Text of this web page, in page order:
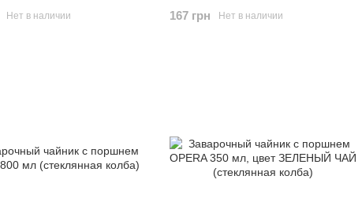
Нет в наличии 167 грн Нет в наличии